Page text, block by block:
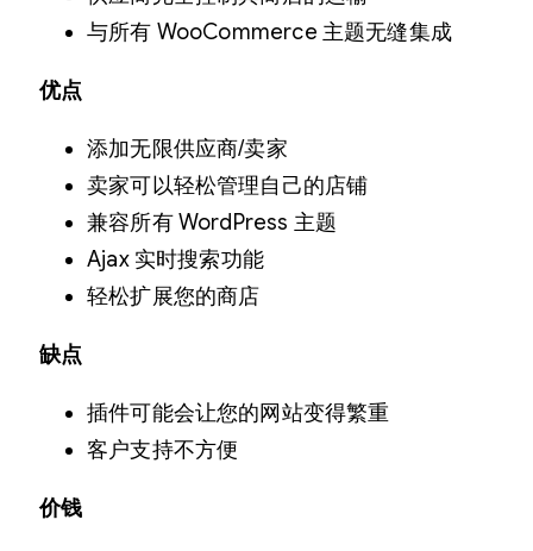
与所有 WooCommerce 主题无缝集成
优点
添加无限供应商/卖家
卖家可以轻松管理自己的店铺
兼容所有 WordPress 主题
Ajax 实时搜索功能
轻松扩展您的商店
缺点
插件可能会让您的网站变得繁重
客户支持不方便
价钱